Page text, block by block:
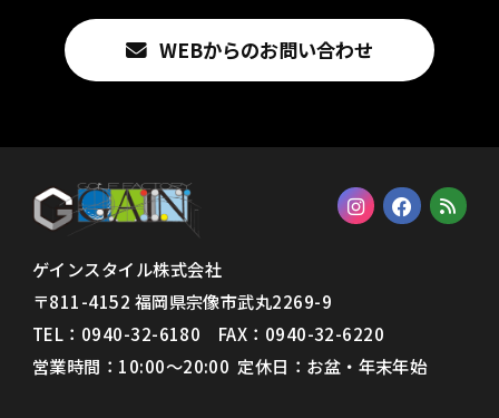
WEBからのお問い合わせ
ゲインスタイル株式会社
〒811-4152 福岡県宗像市武丸2269-9
TEL：0940-32-6180 FAX： 0940-32-6220
営業時間：10:00〜20:00 定休日：お盆・年末年始